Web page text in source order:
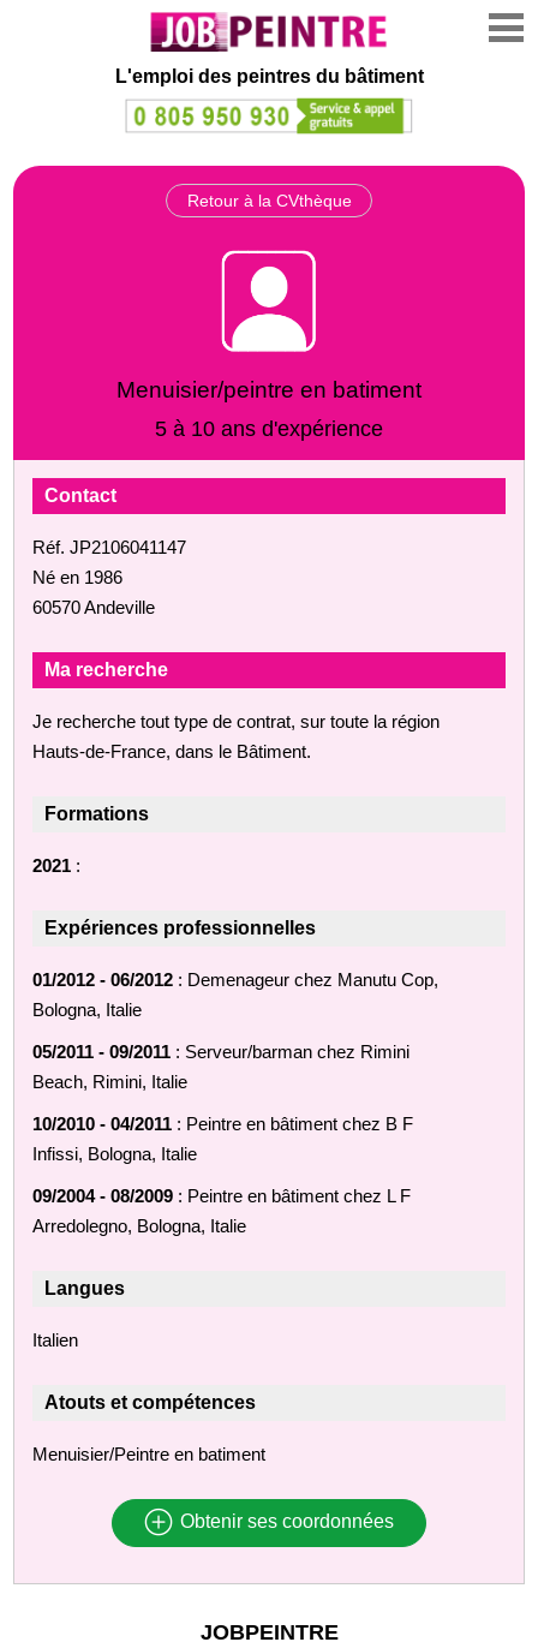
L'emploi des peintres du bâtiment
Retour à la CVthèque
Menuisier/peintre en batiment
5 à 10 ans d'expérience
Contact
Réf. JP2106041147
Né en 1986
60570 Andeville
Ma recherche
Je recherche tout type de contrat, sur toute la région
Hauts-de-France, dans le Bâtiment.
Formations
2021 :
Expériences professionnelles
01/2012 - 06/2012 : Demenageur chez Manutu Cop,
Bologna, Italie
05/2011 - 09/2011 : Serveur/barman chez Rimini
Beach, Rimini, Italie
10/2010 - 04/2011 : Peintre en bâtiment chez B F
Infissi, Bologna, Italie
09/2004 - 08/2009 : Peintre en bâtiment chez L F
Arredolegno, Bologna, Italie
Langues
Italien
Atouts et compétences
Menuisier/Peintre en batiment
Obtenir ses coordonnées
JOBPEINTRE